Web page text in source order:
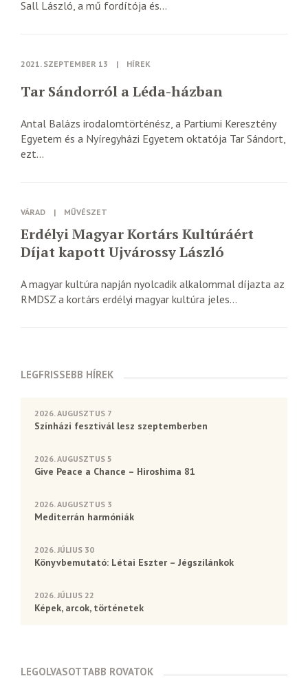
Sall László, a mű fordítója és...
2021. SZEPTEMBER 13 | HÍREK
Tar Sándorról a Léda-házban
Antal Balázs irodalomtörténész, a Partiumi Keresztény
Egyetem és a Nyíregyházi Egyetem oktatója Tar Sándort,
ezt...
VÁRAD | MŰVÉSZET
Erdélyi Magyar Kortárs Kultúráért
Díjat kapott Ujvárossy László
A magyar kultúra napján nyolcadik alkalommal díjazta az
RMDSZ a kortárs erdélyi magyar kultúra jeles...
LEGFRISSEBB HÍREK
2026. AUGUSZTUS 7
Színházi fesztivál lesz szeptemberben
2026. AUGUSZTUS 5
Give Peace a Chance – Hiroshima 81
2026. AUGUSZTUS 3
Mediterrán harmóniák
2026. JÚLIUS 30
Könyvbemutató: Létai Eszter – Jégszilánkok
2026. JÚLIUS 22
Képek, arcok, történetek
LEGOLVASOTTABB ROVATOK